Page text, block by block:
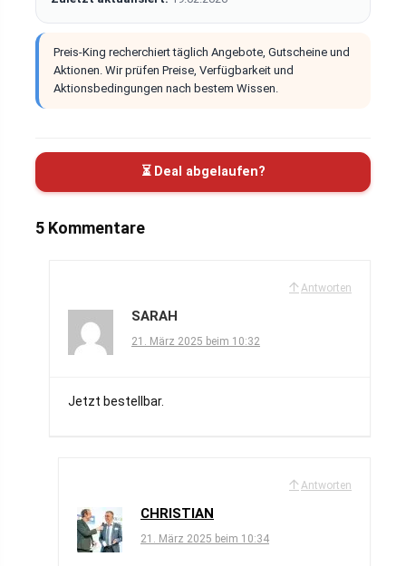
Preis-King recherchiert täglich Angebote, Gutscheine und
Aktionen. Wir prüfen Preise, Verfügbarkeit und
Aktionsbedingungen nach bestem Wissen.
⏳ Deal abgelaufen?
5 Kommentare
Antworten
SARAH
21. März 2025 beim 10:32
Jetzt bestellbar.
Antworten
CHRISTIAN
21. März 2025 beim 10:34